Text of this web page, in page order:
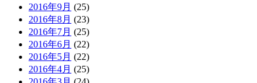
2016年9月 (25)
2016年8月 (23)
2016年7月 (25)
2016年6月 (22)
2016年5月 (22)
2016年4月 (25)